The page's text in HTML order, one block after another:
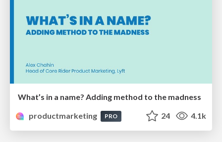
What’s in a name? Adding method to the madness
productmarketing
PRO 24 4.1k